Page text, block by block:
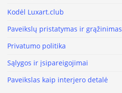
Kodėl Luxart.club
Paveikslų pristatymas ir grąžinimas
Privatumo politika
Sąlygos ir įsipareigojimai
Paveikslas kaip interjero detalė